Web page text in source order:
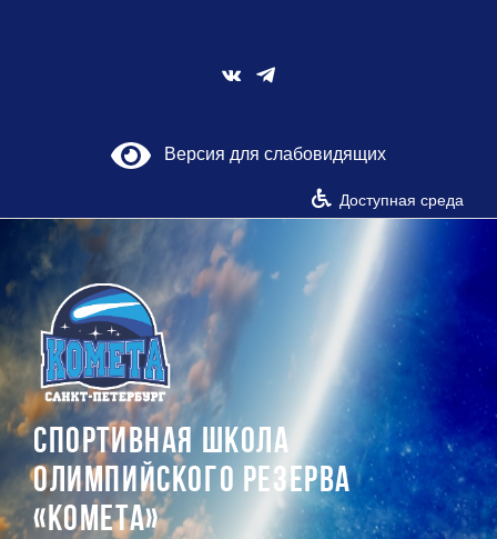
Vk
Версия для слабовидящих
Доступная среда
СПОРТИВНАЯ ШКОЛА
ОЛИМПИЙСКОГО РЕЗЕРВА
«КОМЕТА»